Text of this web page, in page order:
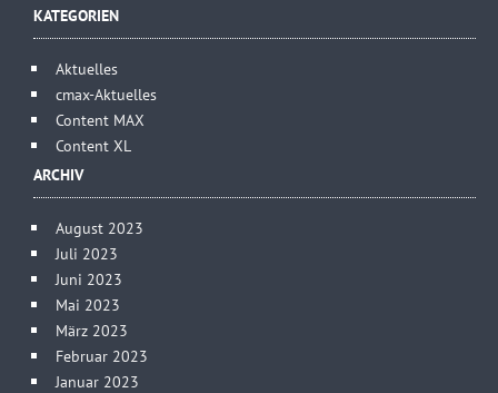
KATEGORIEN
Aktuelles
cmax-Aktuelles
Content MAX
Content XL
ARCHIV
August 2023
Juli 2023
Juni 2023
Mai 2023
März 2023
Februar 2023
Januar 2023